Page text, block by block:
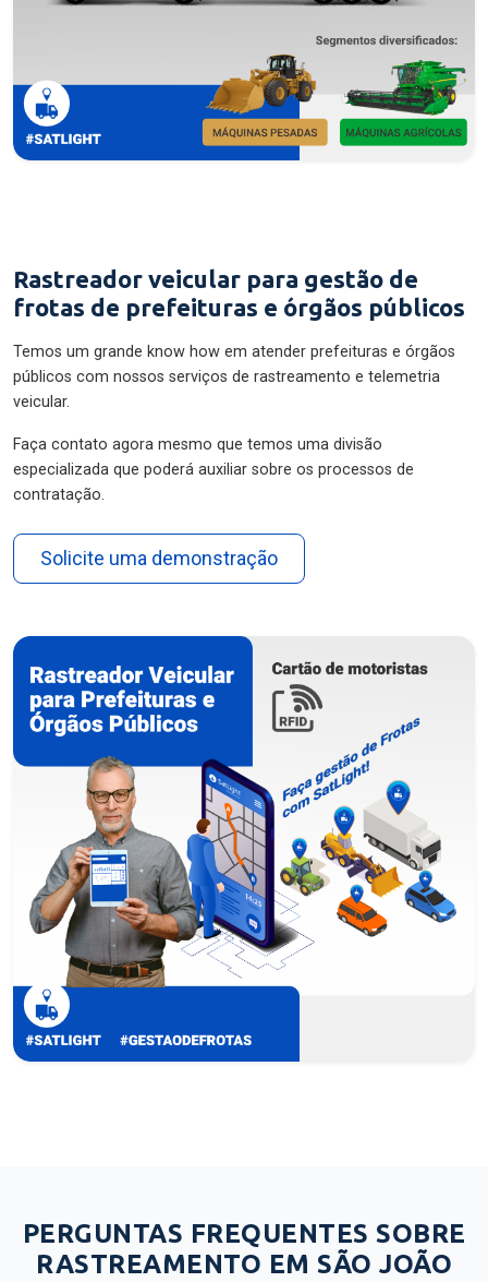
Rastreador veicular para gestão de
frotas de prefeituras e órgãos públicos
Temos um grande know how em atender prefeituras e órgãos
públicos com nossos serviços de rastreamento e telemetria
veicular.
Faça contato agora mesmo que temos uma divisão
especializada que poderá auxiliar sobre os processos de
contratação.
Solicite uma demonstração
PERGUNTAS FREQUENTES SOBRE
RASTREAMENTO EM SÃO JOÃO